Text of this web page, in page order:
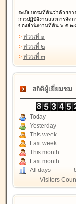
ระเบียบกรมที่ดินว่าด้วยกา
การปฏิบัติงานและการจัดก
ของสำนักงานที่ดิน พ.ศ.๒
> ส่วนที่ ๑
> ส่วนที่ ๒
> ส่วนที่ ๓
สถิติผู้เยี่ยมชม
Today
Yesterday
This week
Last week
This month
Last month
All days
Visitors